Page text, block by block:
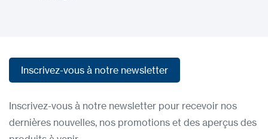
Inscrivez-vous à notre newsletter
Inscrivez-vous à notre newsletter pour recevoir nos
dernières nouvelles, nos promotions et des aperçus des